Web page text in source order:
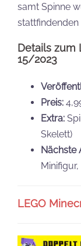
samt Spinne
stattfindenden
Details zum
15/2023
Preis:
Extra:
Skelett)
Nächste
LEGO